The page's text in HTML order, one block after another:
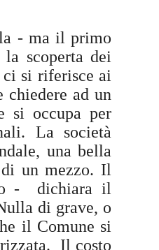
- ma il primo
scoperta dei
si riferisce ai
chiedere ad un
si occupa per
La società
una bella
un mezzo. Il
- dichiara il
di grave, o
il Comune si
Il costo
AUG
26
RISSA ED
ACCOLTELLAMENTO
A CAMPI BISENZIO IN
VIA CHIELLA E FURTI
DAI LOCALI DEL
CENTRO, GANDOLA